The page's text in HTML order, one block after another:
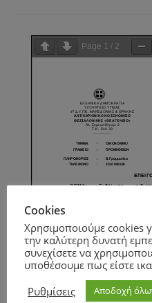
Page 1 / 2
Cookies
Χρησιμοποιούμε cookies
την καλύτερη δυνατή
συνεχίσετε να
υποθέσουμε πως είστε
Ρυθμίσεις
Αποδοχή